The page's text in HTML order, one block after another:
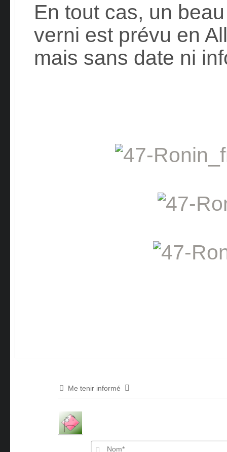
En tout cas, un
verni est prévu en
mais sans date ni
Me tenir informé